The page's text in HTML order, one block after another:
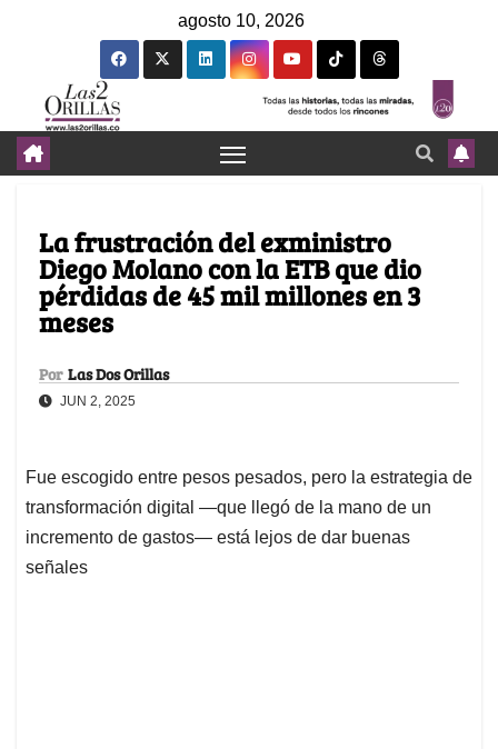
agosto 10, 2026
La frustración del exministro
Diego Molano con la ETB que dio
pérdidas de 45 mil millones en 3
meses
Por Las Dos Orillas
JUN 2, 2025
Fue escogido entre pesos pesados, pero la estrategia de
transformación digital —que llegó de la mano de un
incremento de gastos— está lejos de dar buenas
señales